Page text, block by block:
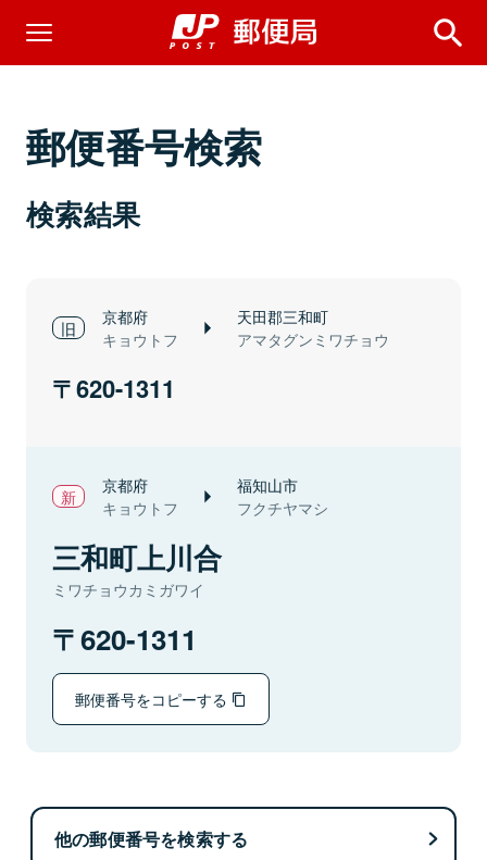
郵便番号検索
検索結果
京都府
キョウトフ
天田郡三和町
アマタグンミワチョウ
620-1311
京都府
キョウトフ
福知山市
フクチヤマシ
三和町上川合
ミワチョウカミガワイ
620-1311
郵便番号をコピーする
他の郵便番号を検索する